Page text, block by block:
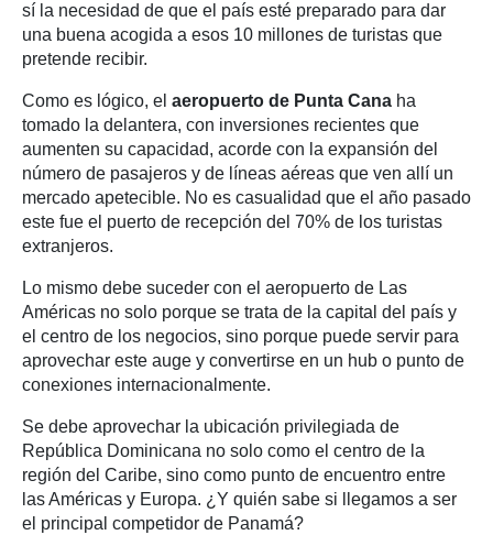
sí la necesidad de que el país esté preparado para dar
una buena acogida a esos 10 millones de turistas que
pretende recibir.
Como es lógico, el aeropuerto de Punta Cana ha
tomado la delantera, con inversiones recientes que
aumenten su capacidad, acorde con la expansión del
número de pasajeros y de líneas aéreas que ven allí un
mercado apetecible. No es casualidad que el año pasado
este fue el puerto de recepción del 70% de los turistas
extranjeros.
Lo mismo debe suceder con el aeropuerto de Las
Américas no solo porque se trata de la capital del país y
el centro de los negocios, sino porque puede servir para
aprovechar este auge y convertirse en un hub o punto de
conexiones internacionalmente.
Se debe aprovechar la ubicación privilegiada de
República Dominicana no solo como el centro de la
región del Caribe, sino como punto de encuentro entre
las Américas y Europa. ¿Y quién sabe si llegamos a ser
el principal competidor de Panamá?